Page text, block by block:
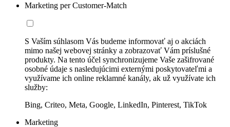
Marketing per Customer-Match
S Vaším súhlasom Vás budeme informovať aj o akciách
mimo našej webovej stránky a zobrazovať Vám príslušné
produkty. Na tento účel synchronizujeme Vaše zašifrované
osobné údaje s nasledujúcimi externými poskytovateľmi a
využívame ich online reklamné kanály, ak už využívate ich
služby:
Bing, Criteo, Meta, Google, LinkedIn, Pinterest, TikTok
Marketing